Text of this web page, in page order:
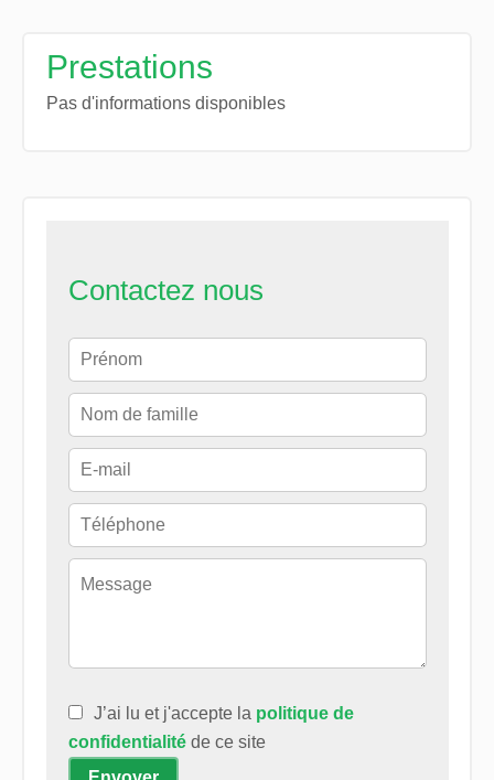
Prestations
Pas d'informations disponibles
Contactez nous
J’ai lu et j'accepte la politique de
confidentialitéde ce site